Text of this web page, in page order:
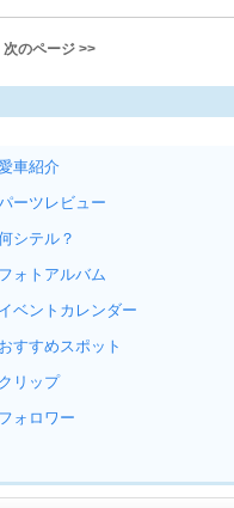
次のページ >>
車紹介
ーツレビュー
シテル？
フォトアルバム
イベントカレンダー
おすすめスポット
クリップ
フォロワー